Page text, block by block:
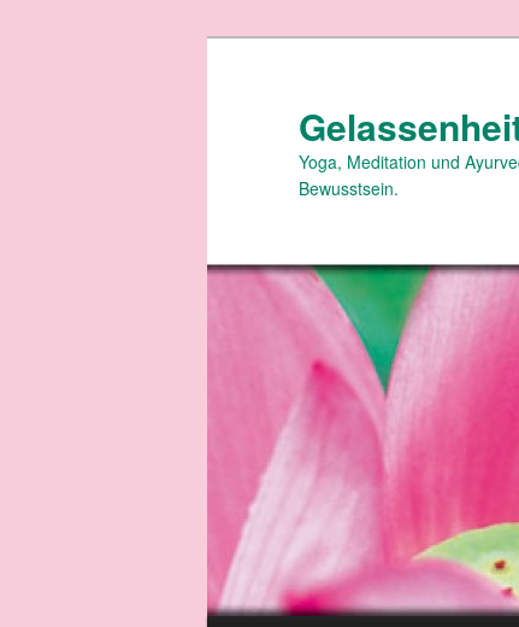
Yoga, Meditation und
Bewusstsein.